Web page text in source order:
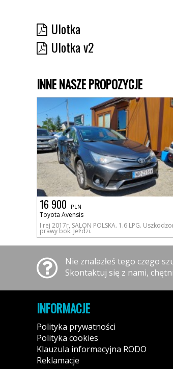
Ulotka
Ulotka v2
INNE NASZE PROPOZYCJE
16 900 PLN
Toyota Avensis
I rej 2017r, SALON POLSKA. 1.6 LPG.
prawy bok. Jeździ.
Nie znalazłeś tego czego
Skontaktuj się z nami,
INFORMACJE
Polityka prywatności
Polityka cookies
Klauzula informacyjna RODO
Reklamacje